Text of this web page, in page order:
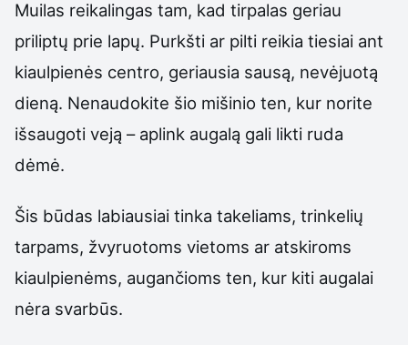
Muilas reikalingas tam, kad tirpalas geriau
priliptų prie lapų. Purkšti ar pilti reikia tiesiai ant
kiaulpienės centro, geriausia sausą, nevėjuotą
dieną. Nenaudokite šio mišinio ten, kur norite
išsaugoti veją – aplink augalą gali likti ruda
dėmė.
Šis būdas labiausiai tinka takeliams, trinkelių
tarpams, žvyruotoms vietoms ar atskiroms
kiaulpienėms, augančioms ten, kur kiti augalai
nėra svarbūs.